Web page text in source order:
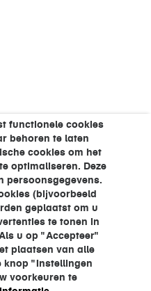
functionele cookies
behoren te laten
cookies om het
optimaliseren. Deze
persoonsgegevens.
(bijvoorbeeld
geplaatst om u
te tonen in
u op "Accepteer"
plaatsen van alle
knop "Instellingen
voorkeuren te